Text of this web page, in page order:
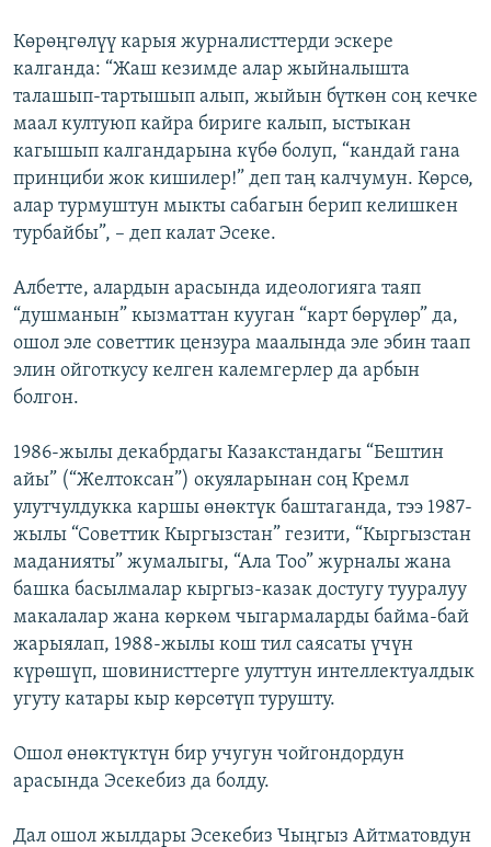
Көрөңгөлүү карыя журналисттерди эскере
калганда: “Жаш кезимде алар жыйналышта
талашып-тартышып алып, жыйын бүткөн соң кечке
маал култуюп кайра бириге калып, ыстыкан
кагышып калгандарына күбө болуп, “кандай гана
принциби жок кишилер!” деп таң калчумун. Көрсө,
алар турмуштун мыкты сабагын берип келишкен
турбайбы”, – деп калат Эсеке.
Албетте, алардын арасында идеологияга таяп
“душманын” кызматтан кууган “карт бөрүлөр” да,
ошол эле советтик цензура маалында эле эбин таап
элин ойготкусу келген калемгерлер да арбын
болгон.
1986-жылы декабрдагы Казакстандагы “Бештин
айы” (“Желтоксан”) окуяларынан соң Кремл
улутчулдукка каршы өнөктүк баштаганда, тээ 1987-
жылы “Советтик Кыргызстан” гезити, “Кыргызстан
маданияты” жумалыгы, “Ала Тоо” журналы жана
башка басылмалар кыргыз-казак достугу тууралуу
макалалар жана көркөм чыгармаларды байма-бай
жарыялап, 1988-жылы кош тил саясаты үчүн
күрөшүп, шовинисттерге улуттун интеллектуалдык
угуту катары кыр көрсөтүп турушту.
Ошол өнөктүктүн бир учугун чойгондордун
арасында Эсекебиз да болду.
Дал ошол жылдары Эсекебиз Чыңгыз Айтматовдун